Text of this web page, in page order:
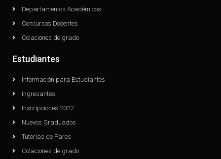
Departamentos Académicos
Concursos Docentes
Colaciones de grado
Estudiantes
Información para Estudiantes
Ingresantes
Inscripciones 2022
Nuevos Graduados
Tutorías de Pares
Colaciones de grado